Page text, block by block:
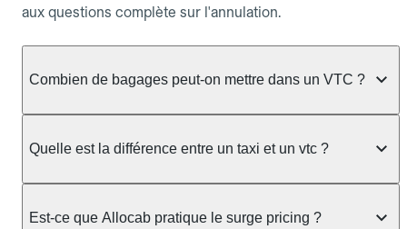
aux questions complète sur l'annulation.
Combien de bagages peut-on mettre dans un VTC ?
réservée :
Berline, Green, Berline Affaires, VAO : jusqu'à 3
Quelle est la différence entre un taxi et un vtc ?
dans la rue ou à une station, avec un tarif calculé au
Est-ce que Allocab pratique le surge pricing ?